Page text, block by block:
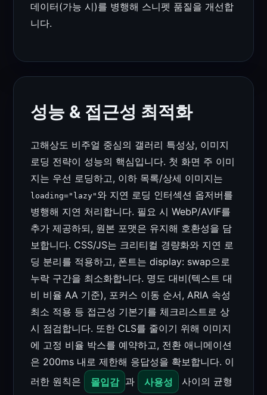
데이터(가능 시)를 병행해 스니펫 품질을 개선합
니다.
성능 & 접근성 최적화
고해상도 비주얼 중심의 갤러리 특성상, 이미지
로딩 전략이 성능의 핵심입니다. 첫 화면 주 이미
지는 우선 로딩하고, 이하 목록/상세 이미지는
loading="lazy" 와 지연 로딩 인터섹션 옵저버를
병행해 지연 처리합니다. 필요 시 WebP/AVIF를
추가 제공하되, 원본 포맷은 유지해 호환성을 담
보합니다. CSS/JS는 크리티컬 경량화와 지연 로
딩 분리를 적용하고, 폰트는 display: swap으로
누락 구간을 최소화합니다. 명도 대비(텍스트 대
비 비율 AA 기준), 포커스 이동 순서, ARIA 속성
최소 적용 등 접근성 기본기를 체크리스트로 상
시 점검합니다. 또한 CLS를 줄이기 위해 이미지
에 고정 비율 박스를 예약하고, 전환 애니메이션
은 200ms 내로 제한해 응답성을 확보합니다. 이
러한 원칙은
몰입감 과 사용성
사이의 균형